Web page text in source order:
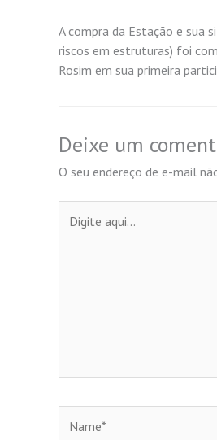
A compra da Estação e sua
riscos em estruturas) foi
Rosim em sua primeira
Deixe um
O seu endereço de e-mail
aqui...